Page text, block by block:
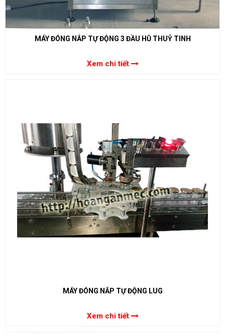
MÁY ĐÓNG NẮP TỰ ĐỘNG 3 ĐẦU HŨ THUỶ TINH
Xem chi tiết
MÁY ĐÓNG NẮP TỰ ĐỘNG LUG
Xem chi tiết